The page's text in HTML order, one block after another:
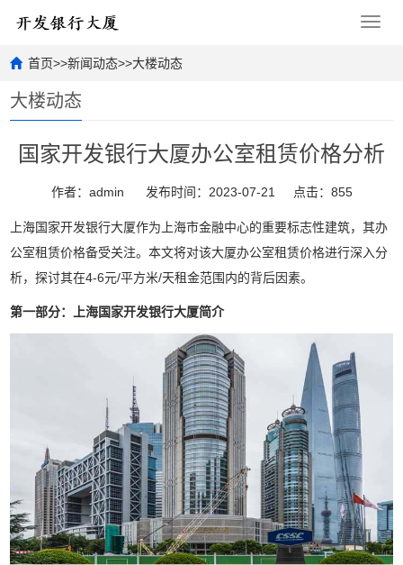
首页>>新闻动态>>大楼动态
大楼动态
国家开发银行大厦办公室租赁价格分析
作者：admin 发布时间：2023-07-21 点击：855
上海国家开发银行大厦作为上海市金融中心的重要标志性建筑，其办
公室租赁价格备受关注。本文将对该大厦办公室租赁价格进行深入分
析，探讨其在4-6元/平方米/天租金范围内的背后因素。
第一部分：上海国家开发银行大厦简介